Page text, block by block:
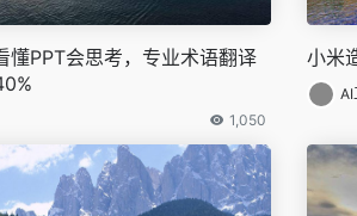
懂PPT会思考，专业术语翻译
1,050
小米
AI